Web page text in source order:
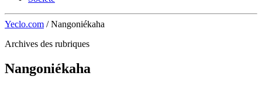
Yeclo.com / Nangoniékaha
Archives des rubriques
Nangoniékaha